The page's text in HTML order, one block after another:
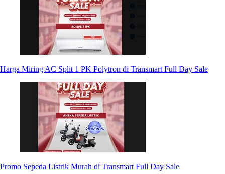
Harga Miring AC Split 1 PK Polytron di Transmart Full Day Sale
Promo Sepeda Listrik Murah di Transmart Full Day Sale